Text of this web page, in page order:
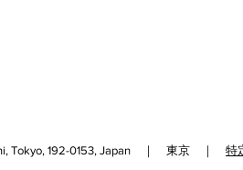
Tokyo, 192-0153, Japan ｜ 東京 ｜ 特